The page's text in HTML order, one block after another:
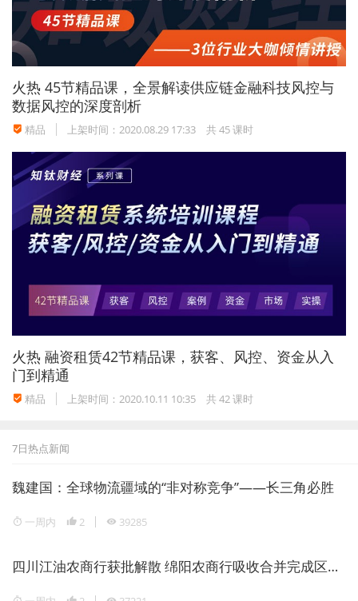
为无效。即使已经办理了工商变更登记手续，股权
被处置的股东仍可要求确认股东资格和股权比例。
案件来源：西安市中级人民法院，张科奇与西安越
达环保科技有限公司、关越等股东资格确认纠纷二
审民事判决书[（2015）西中民四终字第00486
号]
3、股权变更登记虽出示转让人身份证原件，亦不
裁判要旨：办理股权变更登记时无转让人出具的授
权委托书，仅出示了转让人身份证原件，不能推定
转让人具有股权转让的真实意思表示。转让人由此
03民终14093号民事判决书。
二、股权受让方可以通过民事诉讼或行政诉讼方式
火热 45节精品课，全景解读供应链金融科技风控与
数据风控的深度剖析
精品 上架时间：2020.08.29 17:33 共 45 课时
火热 融资租赁42节精品课，获客、风控、资金从入
门到精通
精品 上架时间：2020.10.11 10:35 共 42 课时
7日热点新闻
魏建国：全球物流疆域的“非对称竞争”——长三角必胜
一周内 2 39285
四川江油农商行获批解散 绵阳农商行吸收合并完成区域银行整合